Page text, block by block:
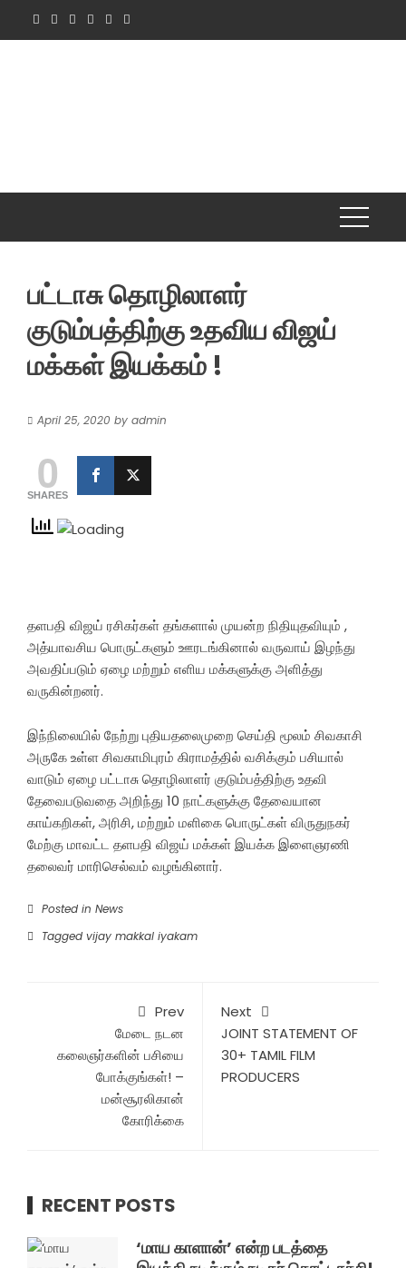
பட்டாசு தொழிலாளர்
குடும்பத்திற்கு உதவிய விஜய்
மக்கள் இயக்கம் !
April 25, 2020 by admin
0
SHARES
தளபதி விஜய் ரசிகர்கள் தங்களால் முயன்ற நிதியுதவியும் ,
அத்யாவசிய பொருட்களும் ஊரடங்கினால் வருவாய் இழந்து
அவதிப்படும் ஏழை மற்றும் எளிய மக்களுக்கு அளித்து
வருகின்றனர்.
இந்நிலையில் நேற்று புதியதலைமுறை செய்தி மூலம் சிவகாசி
அருகே உள்ள சிவகாமிபுரம் கிராமத்தில் வசிக்கும் பசியால்
வாடும் ஏழை பட்டாசு தொழிலாளர் குடும்பத்திற்கு உதவி
தேவைபடுவதை அறிந்து 10 நாட்களுக்கு தேவையான
காய்கறிகள், அரிசி, மற்றும் மளிகை பொருட்கள் விருதுநகர்
மேற்கு மாவட்ட தளபதி விஜய் மக்கள் இயக்க இளைஞரணி
தலைவர் மாரிசெல்வம் வழங்கினார்.
Posted in News
Tagged vijay makkal iyakam
Prev
மேடை நடன
கலைஞர்களின் பசியை
போக்குங்கள்! –
மன்சூரலிகான்
கோரிக்கை
Next
JOINT STATEMENT OF
30+ TAMIL FILM
PRODUCERS
RECENT POSTS
‘மாய காளான்’ என்ற படத்தை